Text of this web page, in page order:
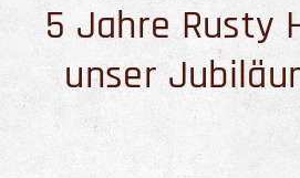
5 Jahre Rusty
unser